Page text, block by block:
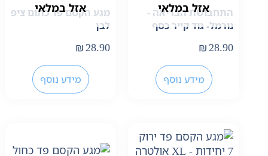
אזל במלאי
התחבושת הבריאה -
נורמל- גוד קייר כסף
₪28.90
מידע נוסף
אזל במלאי
מגע הקסם פד כתום ציפ
לבן
₪28.90
מידע נוסף